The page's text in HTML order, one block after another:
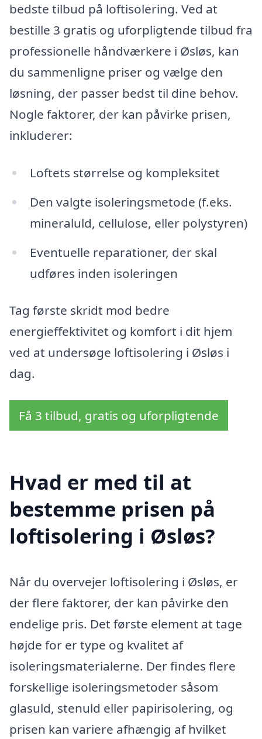
bedste tilbud på loftisolering. Ved at
bestille 3 gratis og uforpligtende tilbud fra
professionelle håndværkere i Øsløs, kan
du sammenligne priser og vælge den
løsning, der passer bedst til dine behov.
Nogle faktorer, der kan påvirke prisen,
inkluderer:
Loftets størrelse og kompleksitet
Den valgte isoleringsmetode (f.eks.
mineraluld, cellulose, eller polystyren)
Eventuelle reparationer, der skal
udføres inden isoleringen
Tag første skridt mod bedre
energieffektivitet og komfort i dit hjem
ved at undersøge loftisolering i Øsløs i
dag.
Få 3 tilbud, gratis og uforpligtende
Hvad er med til at
bestemme prisen på
loftisolering i Øsløs?
Når du overvejer loftisolering i Øsløs, er
der flere faktorer, der kan påvirke den
endelige pris. Det første element at tage
højde for er type og kvalitet af
isoleringsmaterialerne. Der findes flere
forskellige isoleringsmetoder såsom
glasuld, stenuld eller papirisolering, og
prisen kan variere afhængig af hvilket